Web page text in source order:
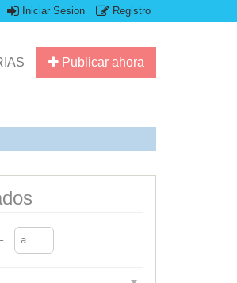
Iniciar Sesion Registro
Publicar ahora